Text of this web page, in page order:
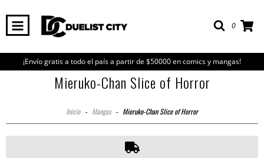
0
¡Envío gratis a todo el país a partir de $50000 en comics y mangas!
Mieruko-Chan Slice of Horror
Inicio - Mangas - Mieruko-Chan Slice of Horror